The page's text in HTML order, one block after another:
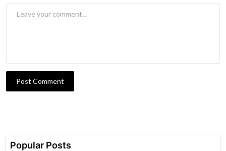
Post Comment
Popular Posts